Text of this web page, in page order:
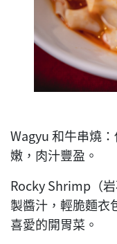
Wagyu 和牛串燒
嫩，肉汁豐盈。
Rocky Shrimp（
製醬汁，輕脆麵衣
喜愛的開胃菜。